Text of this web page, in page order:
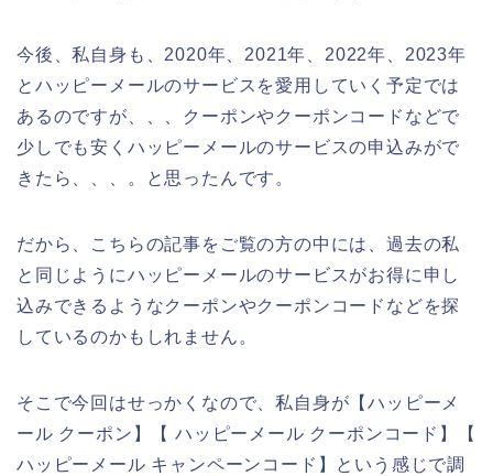
今後、私自身も、2020年、2021年、2022年、2023年
とハッピーメールのサービスを愛用していく予定では
あるのですが、、、クーポンやクーポンコードなどで
少しでも安くハッピーメールのサービスの申込みがで
きたら、、、。と思ったんです。
だから、こちらの記事をご覧の方の中には、過去の私
と同じようにハッピーメールのサービスがお得に申し
込みできるようなクーポンやクーポンコードなどを探
しているのかもしれません。
そこで今回はせっかくなので、私自身が【ハッピーメ
ール クーポン】【 ハッピーメール クーポンコード】【
ハッピーメール キャンペーンコード】という感じで調